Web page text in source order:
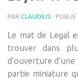
PAR CLAUDIUS · PUBLIÉ
Le mat de Legal
trouver dans
d’ouverture
partie miniature